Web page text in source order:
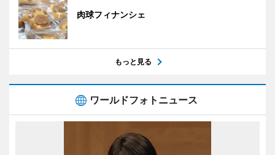
肉球フィナンシェ
もっと見る
ワールドフォトニュース